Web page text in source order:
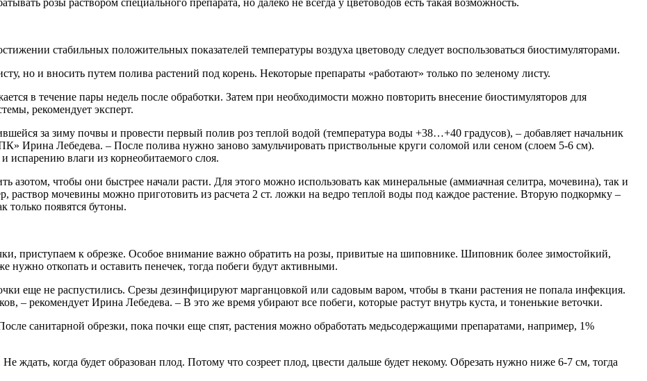
стабильных положительных показателей температуры воздуха цветоводу следует воспользоваться биостимуляторами.
но и вносить путем полива растений под корень. Некоторые препараты «работают» только по зеленому листу.
в течение пары недель после обработки. Затем при необходимости можно повторить внесение биостимуляторов для
рекомендует эксперт.
за зиму почвы и провести первый полив роз теплой водой (температура воды +38…+40 градусов), – добавляет начальник
Ирина Лебедева. – После полива нужно заново замульчировать приствольные круги соломой или сеном (слоем 5-6 см).
испарению влаги из корнеобитаемого слоя.
азотом, чтобы они быстрее начали расти. Для этого можно использовать как минеральные (аммиачная селитра, мочевина), так и
раствор мочевины можно приготовить из расчета 2 ст. ложки на ведро теплой воды под каждое растение. Вторую подкормку –
только появятся бутоны.
приступаем к обрезке. Особое внимание важно обратить на розы, привитые на шиповнике. Шиповник более зимостойкий,
нужно откопать и оставить пенечек, тогда побеги будут активными.
еще не распустились. Срезы дезинфицируют марганцовкой или садовым варом, чтобы в ткани растения не попала инфекция.
– рекомендует Ирина Лебедева. – В это же время убирают все побеги, которые растут внутрь куста, и тоненькие веточки.
санитарной обрезки, пока почки еще спят, растения можно обработать медьсодержащими препаратами, например, 1%
ждать, когда будет образован плод. Потому что созреет плод, цвести дальше будет некому. Обрезать нужно ниже 6-7 см, тогда